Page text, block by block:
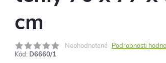
cm
Neohodnotené Podrobnosti
Kód: D6660/1